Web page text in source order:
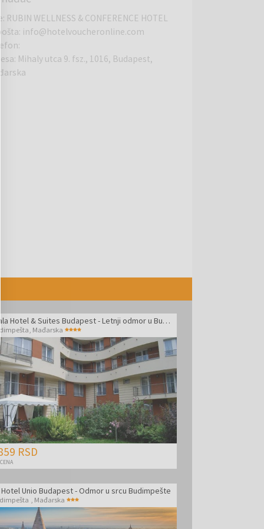
: RUBIN WELLNESS & CONFERENCE HOTEL
: info@hotelvoucheronline.com
:
: Mihaly utca 9. fsz., 1016, Budapest,
Escala Hotel & Suites Budapest - Letnji odmor u Budimpešti
Mađarska
RSD
Hotel Unio Budapest - Odmor u srcu Budimpešte
Mađarska